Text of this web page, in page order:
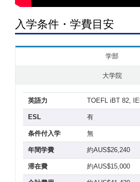
入学条件・学費目安
学部
大学院
英語力 TOEFL iBT 82,
ESL 有
条件付入学 無
年間学費 約AUS$26,240
滞在費 約AUS$15,000